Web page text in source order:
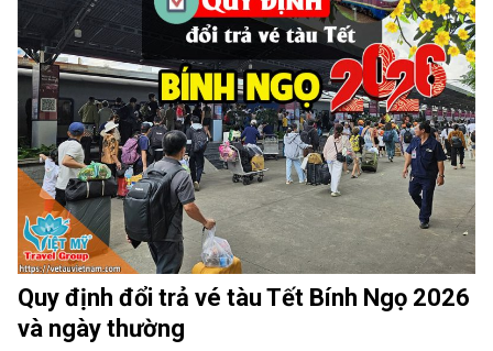
Quy định đổi trả vé tàu Tết Bính Ngọ 2026
và ngày thường